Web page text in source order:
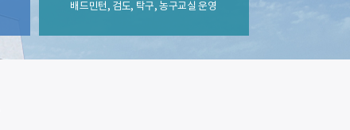
배드민턴, 검도, 탁구, 농구교실 운영